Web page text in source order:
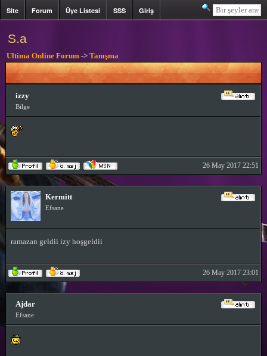
Site Forum Üye Listesi SSS Giriş
S.a
Ultima Online Forum-> Tanışma
izzy
Bilge
26 May 2017 22:51
Kermitt
Efsane
ramazan geldii izy hoşgeldii
26 May 2017 23:01
Ajdar
Efsane